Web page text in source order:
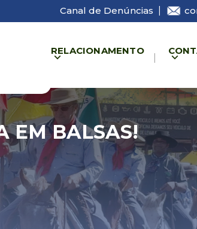
Canal de Denúncias
RELACIONAMENTO
EM BALSAS!